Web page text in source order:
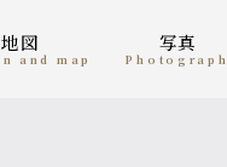
地図
and map
写真
photograph